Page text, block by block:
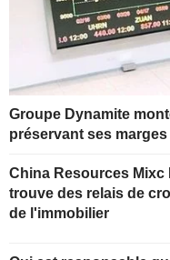
Groupe Dynamite
préservant ses marges
China Resources Mixc
trouve des relais de
de l'immobilier